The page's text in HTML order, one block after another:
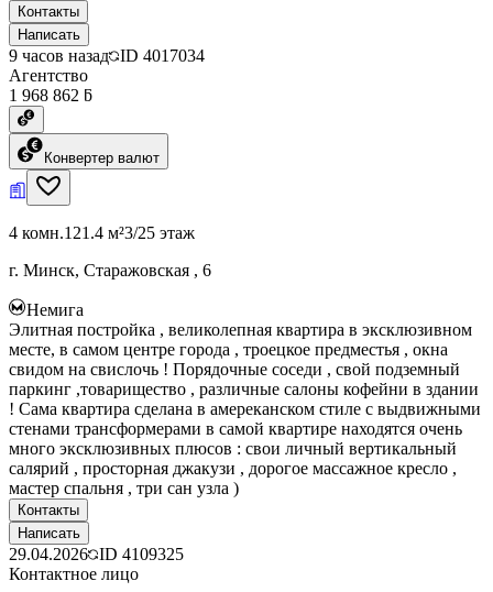
Контакты
Написать
9 часов назад ID 4017034
Агентство
1 968 862 ƃ
Конвертер валют
4 комн.121.4 м²3/25 этаж
г. Минск, Старажовская , 6
Немига
Элитная постройка , великолепная квартира в эксклюзивном
месте, в самом центре города , троецкое предместья , окна
свидом на свислочь ! Порядочные соседи , свой подземный
паркинг ,товарищество , различные салоны кофейни в здании
! Сама квартира сделана в амереканском стиле с выдвижными
стенами трансформерами в самой квартире находятся очень
много эксклюзивных плюсов : свои личный вертикальный
салярий , просторная джакузи , дорогое массажное кресло ,
мастер спальня , три сан узла )
Контакты
Написать
29.04.2026 ID 4109325
Контактное лицо